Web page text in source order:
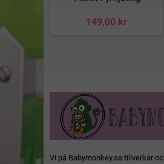
149,00 kr
Vi på Babymonkey.se tillverkar